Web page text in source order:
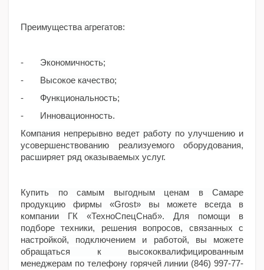
Преимущества агрегатов:
- Экономичность;
-
Высокое качество;
- Функциональность;
-
Инновационность.
Компания непрерывно ведет работу по улучшению и
усовершенствованию реализуемого оборудования,
расширяет ряд оказываемых услуг.
Купить по самым выгодным ценам в Самаре
продукцию фирмы «Grost» вы можете всегда в
компании ГК «ТехноСпецСнаб». Для помощи в
подборе техники, решения вопросов, связанных с
настройкой, подключением и работой, вы можете
обращаться к высококвалифицированным
менеджерам по телефону горячей линии (846) 997-77-